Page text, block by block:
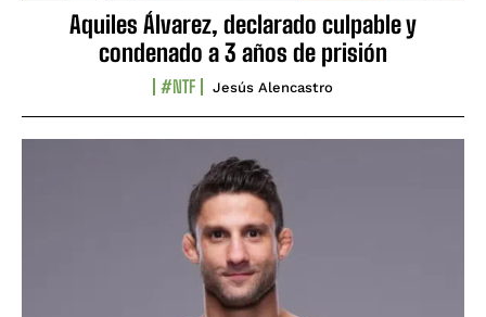
Aquiles Álvarez, declarado culpable y
condenado a 3 años de prisión
#NTF Jesús Alencastro